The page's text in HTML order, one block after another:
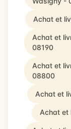
Achat et
Achat et
08190
Achat et
08800
Achat et
Achat et